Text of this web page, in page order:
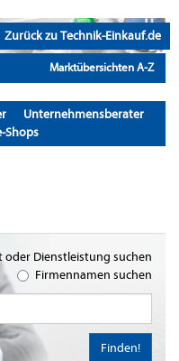
Zurück zu Technik-Einkauf.de
Marktübersichten A-Z
Unternehmensberater
Shops
oder Dienstleistung suchen
Firmennamen suchen
Finden!